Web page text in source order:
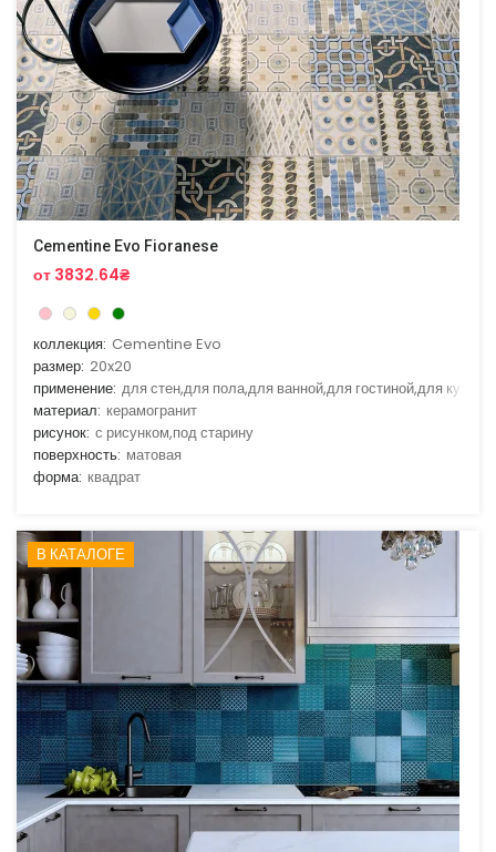
Cementine Evo Fioranese
от 3832.64₴
коллекция: Cementine Evo
размер: 20x20
применение: для стен,для пола,для ванной,для гостиной,для кухни
материал: керамогранит
рисунок: с рисунком,под старину
поверхность: матовая
форма: квадрат
В КАТАЛОГЕ